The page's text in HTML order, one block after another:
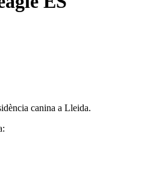
canina a Lleida.